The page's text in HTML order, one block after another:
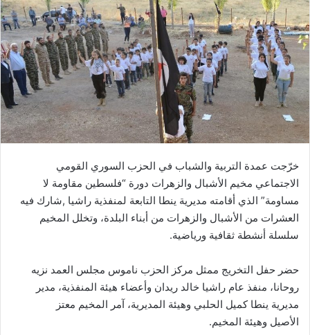
خرّجت عمدة التربية والشباب في الحزب السوري القومي
الاجتماعي مخيم الأشبال والزهرات دورة “فلسطين مقاومة لا
مساومة” الذي أقامته مديرية ينطا التابعة لمنفذية راشيا ,شارك فيه
العشرات من الأشبال والزهرات من أبناء البلدة، وتخلل المخيم
سلسلة أنشطة ثقافية ورياضية.
‎حضر حفل التخريج ممثل مركز الحزب ناموس مجلس العمد نزيه
روحانا، منفذ عام راشيا خالد ريدان وأعضاء هيئة المنفذية، مدير
مديرية ينطا كميل الحلبي وهيئة المديرية، آمر المخيم معتز
الأصيل وهيئة المخيم.